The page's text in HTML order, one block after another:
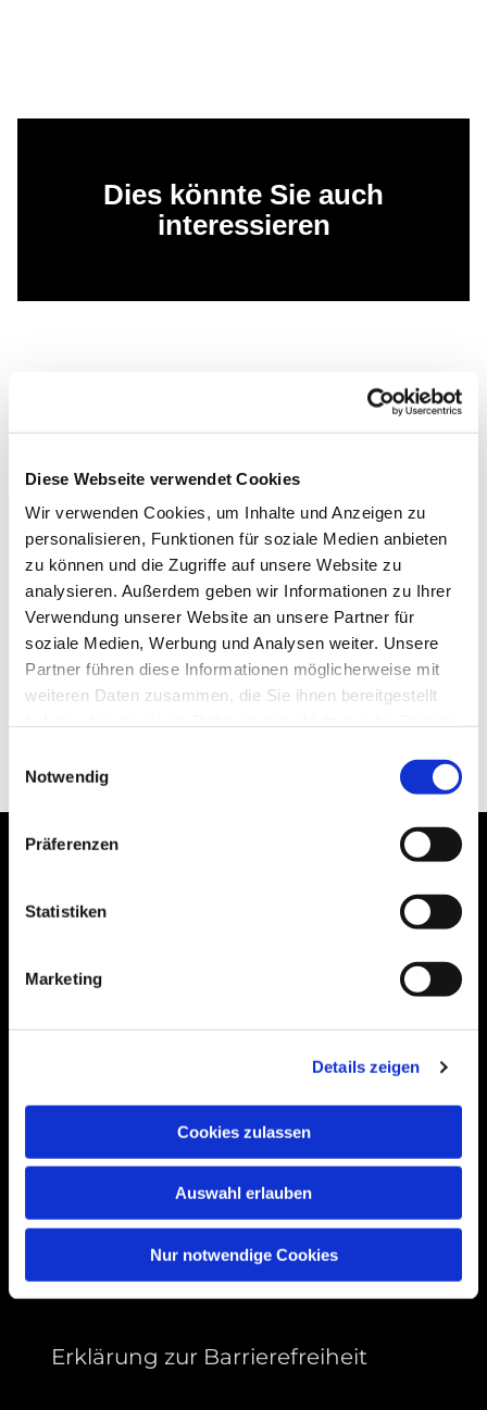
Diese Webseite verwendet Cookies
Wir verwenden Cookies, um Inhalte und Anzeigen zu
personalisieren, Funktionen für soziale Medien anbieten
zu können und die Zugriffe auf unsere Website zu
analysieren. Außerdem geben wir Informationen zu Ihrer
Verwendung unserer Website an unsere Partner für
soziale Medien, Werbung und Analysen weiter. Unsere
Partner führen diese Informationen möglicherweise mit
weiteren Daten zusammen, die Sie ihnen bereitgestellt
Notwendig
Präferenzen
Statistiken
Marketing
Details zeigen
Cookies zulassen
Auswahl erlauben
Nur notwendige Cookies
Dies könnte Sie auch
interessieren
Bitte akzeptieren Sie Marketing-Cookies,
Accept cookies
Erklärung zur Barrierefreiheit